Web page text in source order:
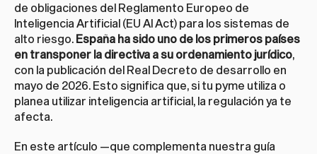
de obligaciones del Reglamento Europeo de
Inteligencia Artificial (EU AI Act) para los sistemas de
alto riesgo. España ha sido uno de los primeros países
en transponer la directiva a su ordenamiento jurídico,
con la publicación del Real Decreto de desarrollo en
mayo de 2026. Esto significa que, si tu pyme utiliza o
planea utilizar inteligencia artificial, la regulación ya te
afecta.
En este artículo —que complementa nuestra guía